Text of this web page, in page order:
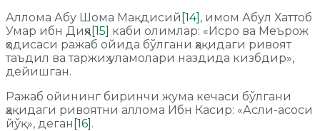
Аллома Абу Шома Мақдисий [14] , имом Абул Хаттоб
Умар ибн Диҳя [15] каби олимлар: «Исро ва Меърож
ҳодисаси ражаб ойида бўлгани ҳақидаги ривоят
таъдил ва таржиҳ уламолари наздида кизбдир»,
дейишган.
Ражаб ойининг биринчи жума кечаси бўлгани
ҳақидаги ривоятни аллома Ибн Касир: «Асли-асоси
йўқ», деган [16] .